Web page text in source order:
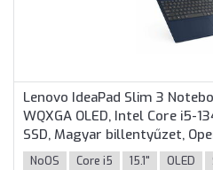
Lenovo IdeaPad Slim 3
WQXGA OLED, Intel Core i5-
SSD, Magyar billentyűzet,
év garancia, Kék színben
NoOS Core i5 15.1" OLED